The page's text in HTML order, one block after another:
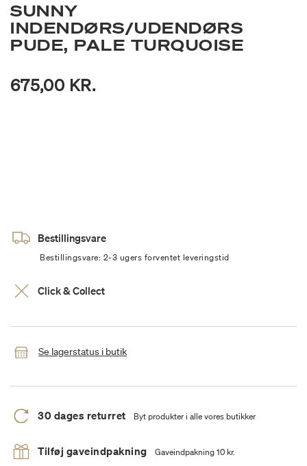
SUNNY
INDENDØRS/UDENDØRS
PUDE, PALE TURQUOISE
675,00 KR.
Bestillingsvare
Bestillingsvare: 2-3 ugers forventet leveringstid
Click & Collect
Se lagerstatus i butik
30 dages returret Byt produkter i alle vores butikker
Tilføj gaveindpakning Gaveindpakning 10 kr.